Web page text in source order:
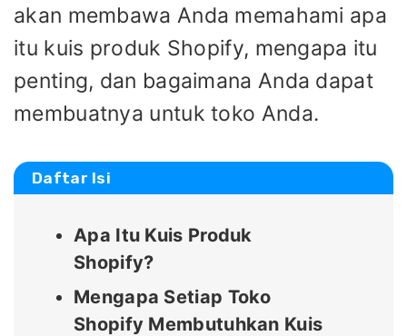
akan membawa Anda memahami apa
itu kuis produk Shopify, mengapa itu
penting, dan bagaimana Anda dapat
membuatnya untuk toko Anda.
Daftar Isi
Apa Itu Kuis Produk
Shopify?
Mengapa Setiap Toko
Shopify Membutuhkan Kuis